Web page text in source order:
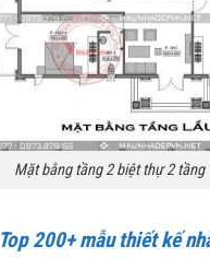
Mặt bằng tầng 2 biệt thự 2 tầng
Top 200+ mẫu thiết kế